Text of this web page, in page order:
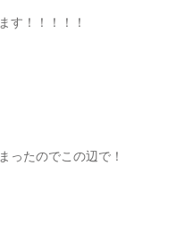
す！！！！！
ったのでこの辺で！